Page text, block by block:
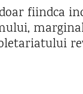
fiindca